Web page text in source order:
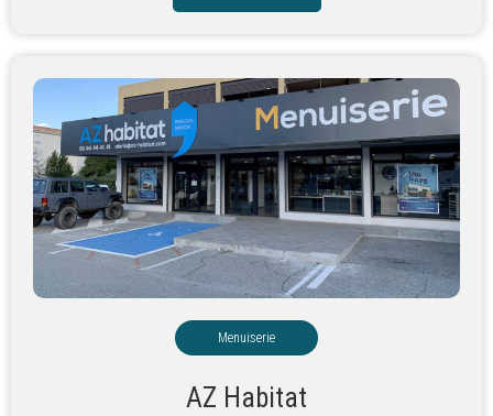
Menuiserie
AZ Habitat